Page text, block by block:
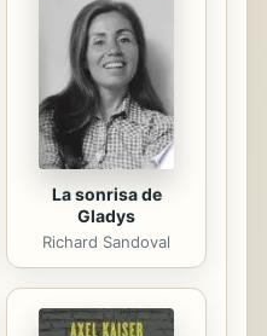
general) - Setenta
de evolución del
en paciencia
- Algunas
la...
La sonrisa de
Gladys
Richard Sandoval